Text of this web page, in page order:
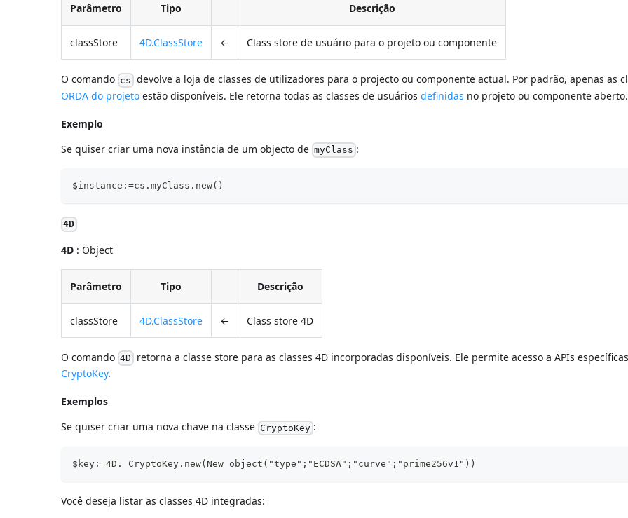
Parâmetro Tipo Descrição
classStore 4D.ClassStore ← Class store de usuário para o projeto ou componente
O comando cs devolve a loja de classes de utilizadores para o projecto ou componente actual. Por padrão, apenas as
ORDA do projeto estão disponíveis. Ele retorna todas as classes de usuáriosdefinidas no projeto ou componente aberto.
Exemplo
Se quiser criar uma nova instância de um objecto de myClass :
$instance:=cs.myClass.new()
4D
4D : Object
Parâmetro Tipo Descrição
classStore 4D.ClassStore ← Class store 4D
O comando 4D retorna a classe store para as classes 4D incorporadas disponíveis. Ele permite acesso a APIs
CryptoKey.
Exemplos
Se quiser criar uma nova chave na classe CryptoKey :
$key:=4D. CryptoKey.new(New object("type";"ECDSA";"curve";"prime256v1"))
Você deseja listar as classes 4D integradas: